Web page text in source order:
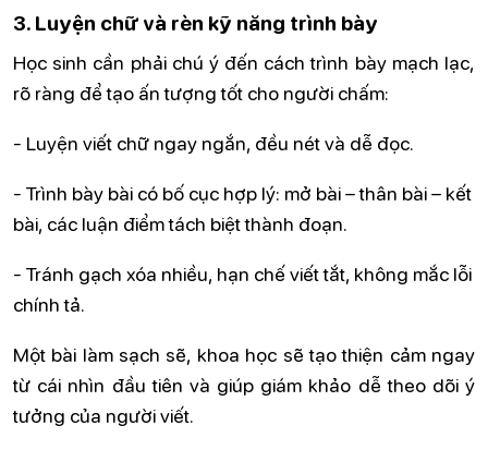
3. Luyện chữ và rèn kỹ năng trình bày
Học sinh cần phải chú ý đến cách trình bày mạch lạc,
rõ ràng để tạo ấn tượng tốt cho người chấm:
- Luyện viết chữ ngay ngắn, đều nét và dễ đọc.
- Trình bày bài có bố cục hợp lý: mở bài – thân bài – kết
bài, các luận điểm tách biệt thành đoạn.
- Tránh gạch xóa nhiều, hạn chế viết tắt, không mắc lỗi
chính tả.
Một bài làm sạch sẽ, khoa học sẽ tạo thiện cảm ngay
từ cái nhìn đầu tiên và giúp giám khảo dễ theo dõi ý
tưởng của người viết.